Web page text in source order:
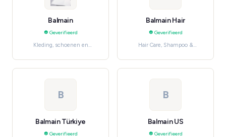
Balmain
Geverifieerd
Kleding, schoenen en
Designer
Balmain Hair
Geverifieerd
Hair Care, Shampoo &
B
Balmain Türkiye
Geverifieerd
B
Balmain US
Geverifieerd